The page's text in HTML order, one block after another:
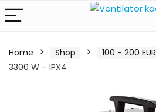
Home Shop 100 - 200 EUR
3300 W – IPX4